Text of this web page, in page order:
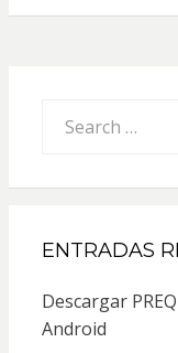
for:
ENTRADAS
Descargar
Android